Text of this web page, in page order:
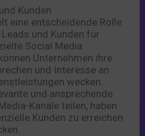
Kunden
eine entscheidende Rolle
und Kunden für
Social Media
Unternehmen ihre
und Interesse an
wecken.
und ansprechende
Kanäle teilen, haben
Kunden zu erreichen